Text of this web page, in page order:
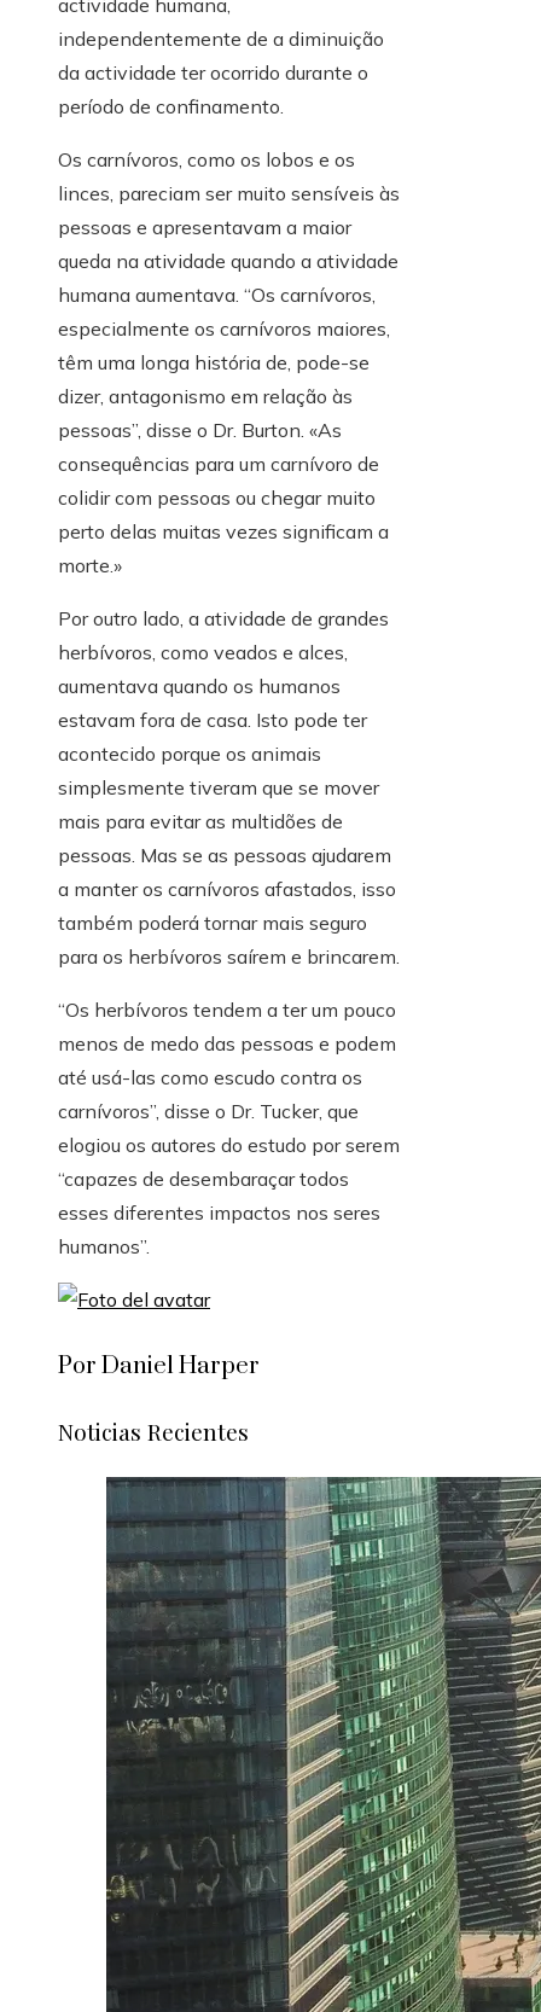
actividade humana,
independentemente de a diminuição
da actividade ter ocorrido durante o
período de confinamento.
Os carnívoros, como os lobos e os
linces, pareciam ser muito sensíveis às
pessoas e apresentavam a maior
queda na atividade quando a atividade
humana aumentava. “Os carnívoros,
especialmente os carnívoros maiores,
têm uma longa história de, pode-se
dizer, antagonismo em relação às
pessoas”, disse o Dr. Burton. «As
consequências para um carnívoro de
colidir com pessoas ou chegar muito
perto delas muitas vezes significam a
morte.»
Por outro lado, a atividade de grandes
herbívoros, como veados e alces,
aumentava quando os humanos
estavam fora de casa. Isto pode ter
acontecido porque os animais
simplesmente tiveram que se mover
mais para evitar as multidões de
pessoas. Mas se as pessoas ajudarem
a manter os carnívoros afastados, isso
também poderá tornar mais seguro
para os herbívoros saírem e brincarem.
“Os herbívoros tendem a ter um pouco
menos de medo das pessoas e podem
até usá-las como escudo contra os
carnívoros”, disse o Dr. Tucker, que
elogiou os autores do estudo por serem
“capazes de desembaraçar todos
esses diferentes impactos nos seres
humanos”.
Por Daniel Harper
Noticias Recientes